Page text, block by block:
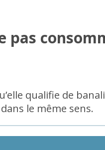
pas
qualifie de
le même sens.